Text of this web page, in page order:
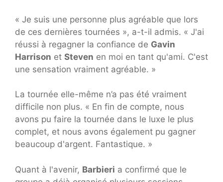
« Je suis une personne plus agréable que lors
de ces dernières tournées », a-t-il admis. « J'ai
réussi à regagner la confiance de Gavin
Harrison et Steven en moi en tant qu'ami. C'est
une sensation vraiment agréable. »
La tournée elle-même n’a pas été vraiment
difficile non plus. « En fin de compte, nous
avons pu faire la tournée dans le luxe le plus
complet, et nous avons également pu gagner
beaucoup d'argent. Fantastique. »
Quant à l'avenir, Barbieri a confirmé que le